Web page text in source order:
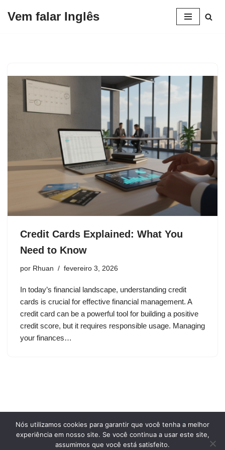
Vem falar Inglês
Credit Cards Explained: What You
Need to Know
por Rhuan fevereiro 3, 2026
In today’s financial landscape, understanding credit
cards is crucial for effective financial management. A
credit card can be a powerful tool for building a positive
credit score, but it requires responsible usage. Managing
your finances…
Privacy Policy
Terms and conditions of use
Cookie Policy Contact Us
Nós utilizamos cookies para garantir que você tenha a melhor
experiência em nosso site. Se você continua a usar este site,
assumimos que você está satisfeito.